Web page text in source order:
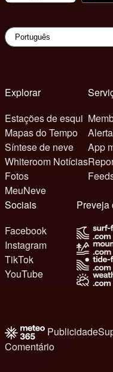
Explorar
Estações de esqui
Mapas do Tempo
Síntese de neve
Whiteroom Notícias
Fotos
MeuNeve
App
Sociais
Facebook
Instagram
TikTok
YouTube
Preveja
Publicidade
Comentário